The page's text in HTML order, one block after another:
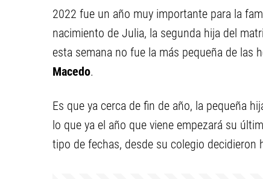
2022 fue un año muy importante para la
nacimiento de Julia, la segunda hija del
esta semana no fue la más pequeña de las
Macedo.
Es que ya cerca de fin de año, la pequeña
lo que ya el año que viene empezará su
tipo de fechas, desde su colegio